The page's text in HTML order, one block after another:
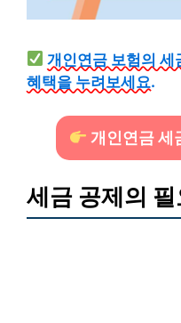
개인연금 보험의 세
혜택을 누려보세요.
개인연금 세
세금 공제의